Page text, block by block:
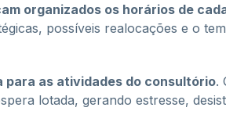
organizados os horários de
possíveis realocações e o
para as atividades do consultório.
lotada, gerando estresse,